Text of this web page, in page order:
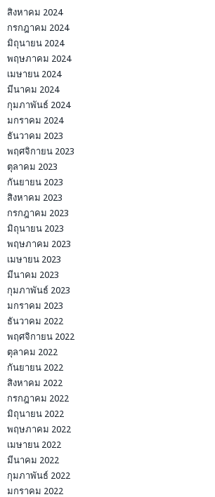
สิงหาคม 2024
กรกฎาคม 2024
มิถุนายน 2024
พฤษภาคม 2024
เมษายน 2024
มีนาคม 2024
กุมภาพันธ์ 2024
มกราคม 2024
ธันวาคม 2023
พฤศจิกายน 2023
ตุลาคม 2023
กันยายน 2023
สิงหาคม 2023
กรกฎาคม 2023
มิถุนายน 2023
พฤษภาคม 2023
เมษายน 2023
มีนาคม 2023
กุมภาพันธ์ 2023
มกราคม 2023
ธันวาคม 2022
พฤศจิกายน 2022
ตุลาคม 2022
กันยายน 2022
สิงหาคม 2022
กรกฎาคม 2022
มิถุนายน 2022
พฤษภาคม 2022
เมษายน 2022
มีนาคม 2022
กุมภาพันธ์ 2022
มกราคม 2022